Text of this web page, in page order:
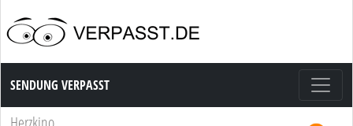
Sendung Verpasst
SENDUNG VERPASST